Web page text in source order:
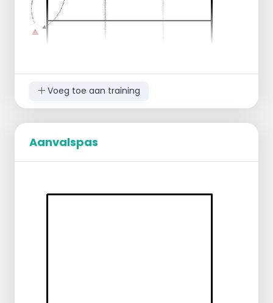
De niet-passer gaat direct naar voren en
wordt de Setter daarna weer naar 5-7m
Groepjes van 3 personen van ongeveer
Voeg toe aan training
Aanvalspas